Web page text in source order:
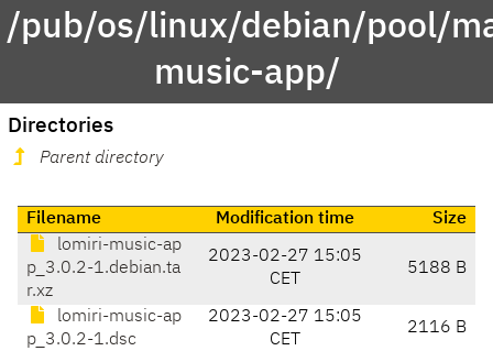
/pub/os/linux/debian/pool/
music-app/
Directories
Parent directory
Filename Modification time
Size
lomiri-music-ap
p_3.0.2-1.debian.ta
r.xz
2023-02-27 15:05
CET
5188 B
lomiri-music-ap
p_3.0.2-1.dsc
2023-02-27 15:05
CET
2116 B